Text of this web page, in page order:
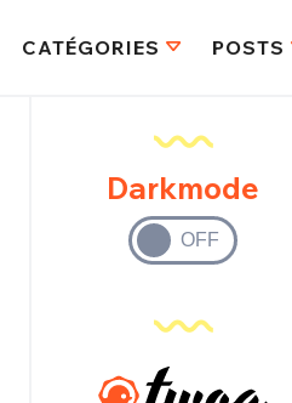
CATÉGORIES POSTS
Darkmode